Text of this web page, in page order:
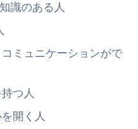
識のある人
ミュニケーションがで
つ人
開く人